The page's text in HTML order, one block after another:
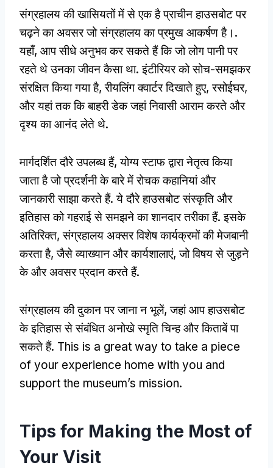
संग्रहालय की खासियतों में से एक है प्राचीन हाउसबोट पर
चढ़ने का अवसर जो संग्रहालय का प्रमुख आकर्षण है।.
यहाँ, आप सीधे अनुभव कर सकते हैं कि जो लोग पानी पर
रहते थे उनका जीवन कैसा था. इंटीरियर को सोच-समझकर
संरक्षित किया गया है, रीयलिंग क्वार्टर दिखाते हुए, रसोईघर,
और यहां तक कि बाहरी डेक जहां निवासी आराम करते और
दृश्य का आनंद लेते थे.
मार्गदर्शित दौरे उपलब्ध हैं, योग्य स्टाफ द्वारा नेतृत्व किया
जाता है जो प्रदर्शनी के बारे में रोचक कहानियां और
जानकारी साझा करते हैं. ये दौरे हाउसबोट संस्कृति और
इतिहास को गहराई से समझने का शानदार तरीका हैं. इसके
अतिरिक्त, संग्रहालय अक्सर विशेष कार्यक्रमों की मेजबानी
करता है, जैसे व्याख्यान और कार्यशालाएं, जो विषय से जुड़ने
के और अवसर प्रदान करते हैं.
संग्रहालय की दुकान पर जाना न भूलें, जहां आप हाउसबोट
के इतिहास से संबंधित अनोखे स्मृति चिन्ह और किताबें पा
सकते हैं. This is a great way to take a piece
of your experience home with you and
support the museum’s mission.
Tips for Making the Most of
Your Visit